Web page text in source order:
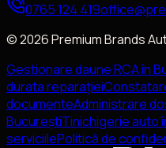
0765 124 419
©2026Premium Brands
Gestionare daune RCA în
durata reparației
documenteAdministrare
BucureștiTinichigerie auto
serviciilePolitică de